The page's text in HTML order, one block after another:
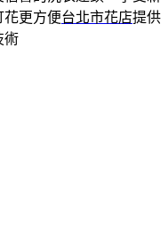
花更方便台北市花店提供
術